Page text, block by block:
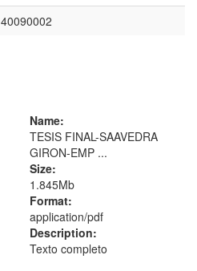
40090002
Name:
TESIS FINAL-SAAVEDRA
GIRON-EMP ...
Size:
1.845Mb
Format:
application/pdf
Description:
Texto completo